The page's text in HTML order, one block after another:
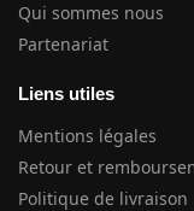
Qui sommes nous
Partenariat
Liens utiles
Mentions légales
Retour et
Politique de livraison